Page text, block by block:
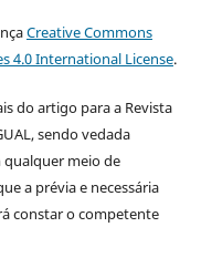
Creative Commons
4.0 International License.
do artigo para a Revista
sendo vedada
meio de
a prévia e necessária
constar o competente